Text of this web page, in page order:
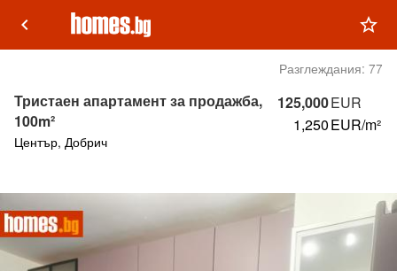
keyboard_arrow_left star_outline
Разглеждания: 77
125,000EUR
1,250EUR/m²
Тристаен апартамент за продажба,
100m²
Център, Добрич